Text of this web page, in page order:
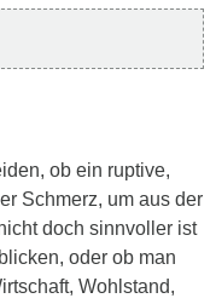
ob ein ruptive,
Schmerz, um aus der
doch sinnvoller ist
oder ob man
Wohlstand,